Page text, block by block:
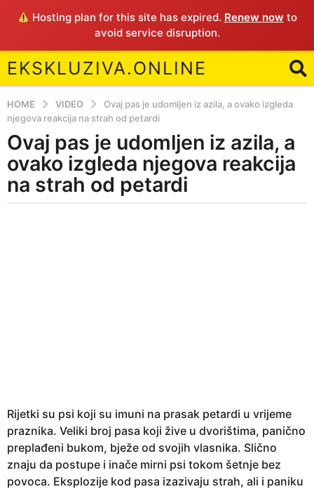
Hosting plan for this site has expired. Renew now to
avoid service disruption.
EKSKLUZIVA.ONLINE
HOME VIDEO
Ovaj pas je udomljen iz azila, a ovako izgleda
njegova reakcija na strah od petardi
8
y
e
a
g
o
Ovaj pas je udomljen iz azila, a
ovako izgleda njegova reakcija
na strah od petardi
Rijetki su psi koji su imuni na prasak petardi u vrijeme
praznika. Veliki broj pasa koji žive u dvorištima, panično
preplađeni bukom, bježe od svojih vlasnika. Slično
znaju da postupe i inače mirni psi tokom šetnje bez
povoca. Eksplozije kod pasa izazivaju strah, ali i paniku